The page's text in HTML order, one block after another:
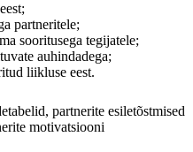
partneritele;
sooritusega tegijatele;
auhindadega;
liikluse eest.
partnerite esiletõstmised
motivatsiooni